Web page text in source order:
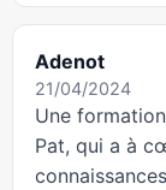
Adenot
21/04/2024
Une
Pat, qui a à